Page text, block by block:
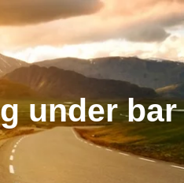
g under bar